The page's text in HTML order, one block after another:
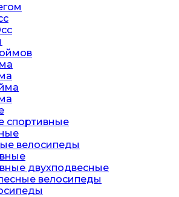
спортивные
велосипеды
двухподвесные
велосипеды